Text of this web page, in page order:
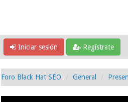
Iniciar sesión Regístrate
Foro Black Hat SEO General